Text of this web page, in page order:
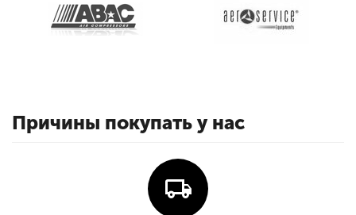
Причины покупать у нас